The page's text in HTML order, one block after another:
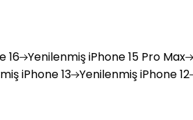
16 YenilenmişiPhone 15 Pro Max
iPhone 13 YenilenmişiPhone 12